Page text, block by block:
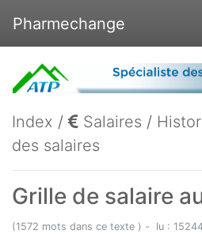
Pharmechange
Index / Salaires /
des salaires
Grille de salaire
(1572 mots dans ce texte ) - lu :